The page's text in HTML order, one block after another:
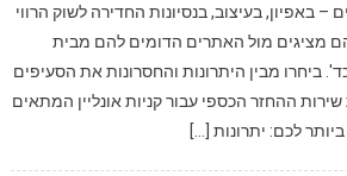
– באפיון, בעיצוב, בנסיונות החדירה לשוק הרווי
מציגים מול האתרים הדומים להם מבית
ביחרו מבין היתרונות והחסרונות את הסעיפים
ההחזר הכספי עבור קניות אונליין המתאים
ביותר לכם: יתרונות […]